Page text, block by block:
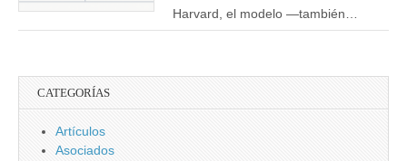
Harvard, el modelo —también…
CATEGORÍAS
Artículos
Asociados